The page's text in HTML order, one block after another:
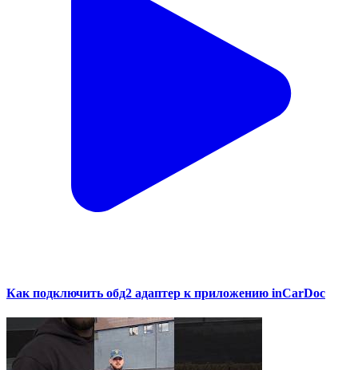
Как подключить обд2 адаптер к приложению inCarDoc